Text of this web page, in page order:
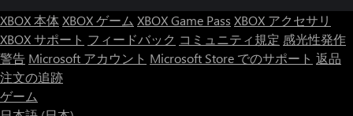
XBOX 本体XBOX ゲーム XBOX Game Pass XBOX アクセサリ
XBOX サポート フィードバック コミュニティ規定 感光性発作
警告 Microsoft アカウント Microsoft Store でのサポート 返品
注文の追跡
ゲーム